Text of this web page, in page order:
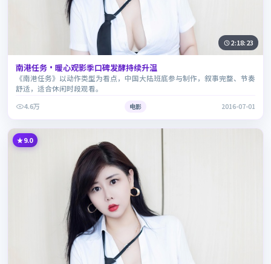
2:18:23
南港任务·暖心观影季口碑发酵持续升温
《南港任务》以动作类型为看点，中国大陆班底参与制作，叙事完整、节奏
舒适，适合休闲时段观看。
4.6万
电影 2016-07-01
9.0